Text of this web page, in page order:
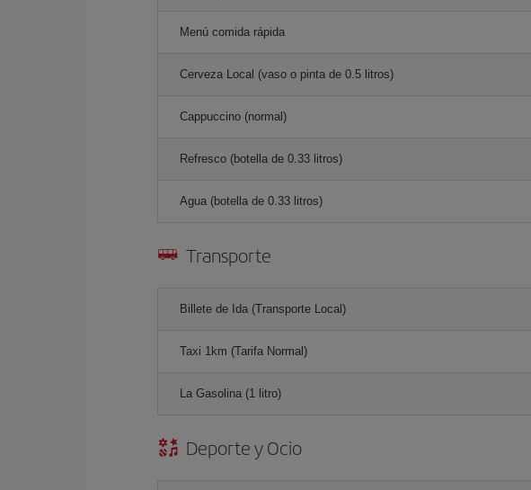
Menú comida rápida
Cerveza Local (vaso o pinta de 0.5 litros)
Cappuccino (normal)
Refresco (botella de 0.33 litros)
Agua (botella de 0.33 litros)
Transporte
Billete de Ida (Transporte Local)
Taxi 1km (Tarifa Normal)
La Gasolina (1 litro)
Deporte y Ocio